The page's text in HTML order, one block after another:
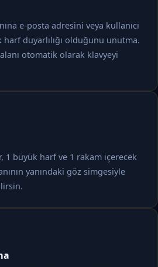
e-posta adresini veya kullanıcı
harf duyarlılığı olduğunu unutma.
otomatik olarak klavyeyi
1 büyük harf ve 1 rakam içerecek
yanındaki göz simgesiyle